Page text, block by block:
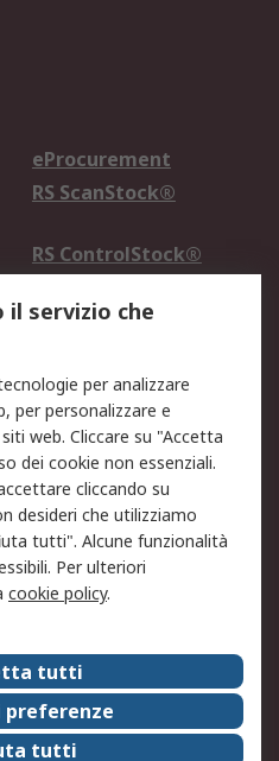
eProcurement
RS ScanStock®
RS ControlStock®
Informativa Privacy -
Aggiornata
Termini d'uso
Condizioni generali di
servizio
Contattaci
ESG
RS Group
Discovery: il Blog di RS
il servizio che
per analizzare
per personalizzare e
web. Cliccare su "Accetta
dei cookie non essenziali.
cliccando su
desideri che utilizziamo
tutti". Alcune funzionalità
Per ulteriori
cookie policy.
tutti
preferenze
tutti